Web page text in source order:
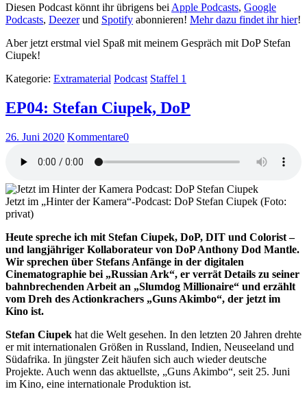
Diesen Podcast könnt ihr übrigens bei Apple Podcasts, Google
Podcasts, Deezerund Spotify abonnieren! Mehr dazu findet ihr hier!
Aber jetzt erstmal viel Spaß mit meinem Gespräch mit DoP Stefan
Ciupek!
Kategorie: Extramaterial Podcast Staffel 1
EP04: Stefan Ciupek, DoP
26. Juni 2020 Kommentare0
Jetzt im „Hinter der Kamera“-Podcast: DoP Stefan Ciupek (Foto:
privat)
Heute spreche ich mit Stefan Ciupek, DoP, DIT und Colorist –
und langjähriger Kollaborateur von DoP Anthony Dod Mantle.
Wir sprechen über Stefans Anfänge in der digitalen
Cinematographie bei „Russian Ark“, er verrät Details zu seiner
bahnbrechenden Arbeit an „Slumdog Millionaire“ und erzählt
vom Dreh des Actionkrachers „Guns Akimbo“, der jetzt im
Kino ist.
Stefan Ciupek hat die Welt gesehen. In den letzten 20 Jahren drehte
er mit internationalen Größen in Russland, Indien, Neuseeland und
Südafrika. In jüngster Zeit häufen sich auch wieder deutsche
Projekte. Auch wenn das aktuellste, „Guns Akimbo“, seit 25. Juni
im Kino, eine internationale Produktion ist.